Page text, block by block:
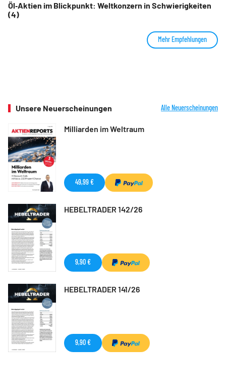
Öl‑Aktien im Blickpunkt: Weltkonzern in Schwierigkeiten
(4)
Mehr Empfehlungen
Unsere Neuerscheinungen Alle Neuerscheinungen
Milliarden im Weltraum
49,99 €
HEBELTRADER 142/26
9,90 €
HEBELTRADER 141/26
9,90 €